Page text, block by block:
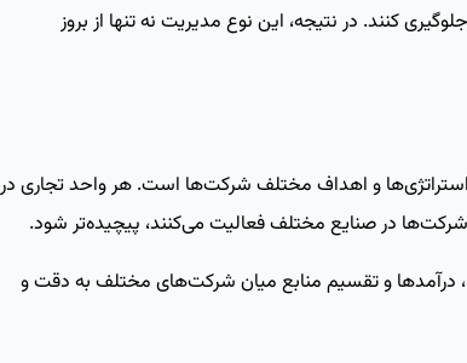
کنند. در نتیجه، این نوع مدیریت نه ‌تنها از بروز
و اهداف مختلف شرکت‌ها است. هر واحد تجاری در
در صنایع مختلف فعالیت می‌کنند، پیچیده‌تر شود.
درآمدها و تقسیم منابع میان شرکت‌های مختلف به دقت و